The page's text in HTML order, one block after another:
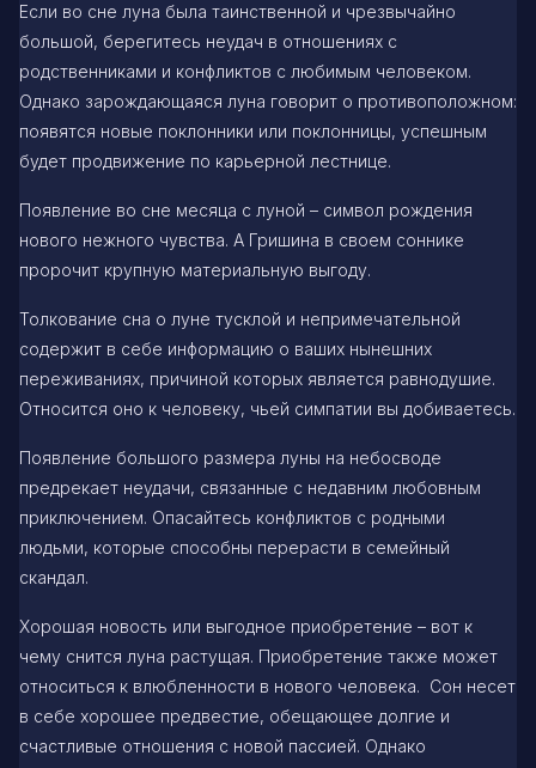
Если во сне луна была таинственной и чрезвычайно
большой, берегитесь неудач в отношениях с
родственниками и конфликтов с любимым человеком.
Однако зарождающаяся луна говорит о противоположном:
появятся новые поклонники или поклонницы, успешным
будет продвижение по карьерной лестнице.
Появление во сне месяца с луной – символ рождения
нового нежного чувства. А Гришина в своем соннике
пророчит крупную материальную выгоду.
Толкование сна о луне тусклой и непримечательной
содержит в себе информацию о ваших нынешних
переживаниях, причиной которых является равнодушие.
Относится оно к человеку, чьей симпатии вы добиваетесь.
Появление большого размера луны на небосводе
предрекает неудачи, связанные с недавним любовным
приключением. Опасайтесь конфликтов с родными
людьми, которые способны перерасти в семейный
скандал.
Хорошая новость или выгодное приобретение – вот к
чему снится луна растущая. Приобретение также может
относиться к влюбленности в нового человека. Сон несет
в себе хорошее предвестие, обещающее долгие и
счастливые отношения с новой пассией. Однако